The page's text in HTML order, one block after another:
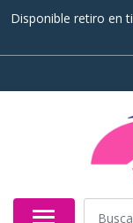
Disponible retiro en